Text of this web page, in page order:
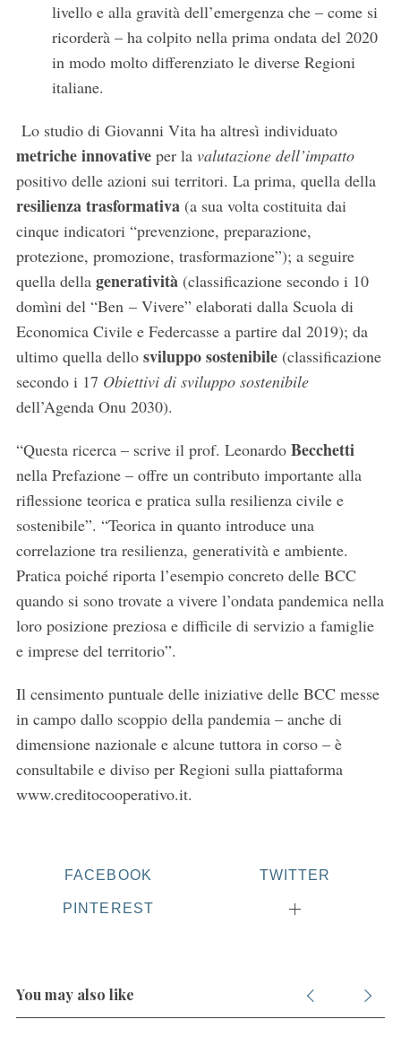
livello e alla gravità dell’emergenza che – come si
ricorderà – ha colpito nella prima ondata del 2020
in modo molto differenziato le diverse Regioni
italiane.
Lo studio di Giovanni Vita ha altresì individuato
metriche innovative per la valutazione dell’impatto
positivo delle azioni sui territori. La prima, quella della
resilienza trasformativa (a sua volta costituita dai
cinque indicatori “prevenzione, preparazione,
protezione, promozione, trasformazione”); a seguire
quella della generatività (classificazione secondo i 10
domìni del “Ben – Vivere” elaborati dalla Scuola di
Economica Civile e Federcasse a partire dal 2019); da
ultimo quella dello sviluppo sostenibile (classificazione
secondo i 17 Obiettivi di sviluppo sostenibile
dell’Agenda Onu 2030).
“Questa ricerca – scrive il prof. Leonardo Becchetti
nella Prefazione – offre un contributo importante alla
riflessione teorica e pratica sulla resilienza civile e
sostenibile”. “Teorica in quanto introduce una
correlazione tra resilienza, generatività e ambiente.
Pratica poiché riporta l’esempio concreto delle BCC
quando si sono trovate a vivere l’ondata pandemica nella
loro posizione preziosa e difficile di servizio a famiglie
e imprese del territorio”.
Il censimento puntuale delle iniziative delle BCC messe
in campo dallo scoppio della pandemia – anche di
dimensione nazionale e alcune tuttora in corso – è
consultabile e diviso per Regioni sulla piattaforma
www.creditocooperativo.it.
FACEBOOK TWITTER
PINTEREST
You may also like
S
e
a
h
o
r
: